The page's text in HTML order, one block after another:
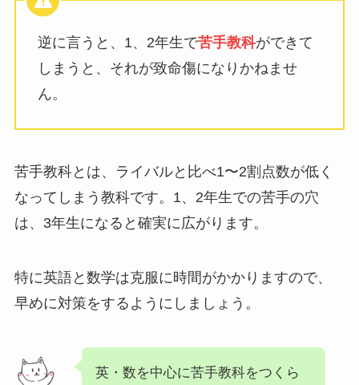
逆に言うと、1、2年生で苦手教科ができて
しまうと、それが致命傷になりかねませ
ん。
苦手教科とは、ライバルと比べ1〜2割点数が低く
なってしまう教科です。1、2年生での苦手の穴
は、3年生になると確実に広がります。
特に英語と数学は克服に時間がかかりますので、
早めに対策をするようにしましょう。
英・数を中心に苦手教科をつくら